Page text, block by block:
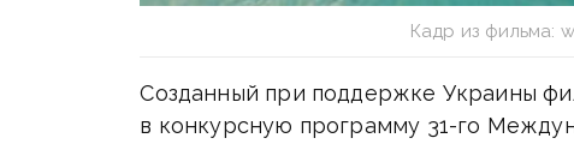
Кадр из фильма:
Созданный при поддержке Украины
в конкурсную программу 31-го